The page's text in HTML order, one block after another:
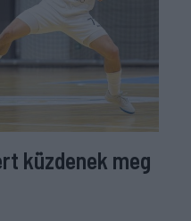
küzdenek meg